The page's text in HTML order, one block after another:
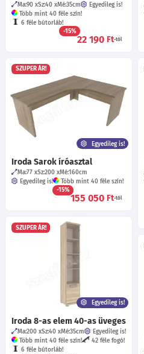
Ma:90 Sz:40 Mé:35cm
Egyedileg is!
Több mint 40 féle szín!
6 féle bútorláb!
-15%
22 190 Ft-tól
SZUPER ÁR!
Egyedileg is!
Iroda Sarok íróasztal
Ma:77 Sz:200 Mé:160cm
Egyedileg is!
Több mint 40 féle szín!
-15%
155 050 Ft-tól
SZUPER ÁR!
Egyedileg is!
Iroda 8-as elem 40-as üveges
Ma:200 Sz:40 Mé:35cm
Egyedileg is!
Több mint 40 féle szín!
42 féle fogó!
6 féle bútorláb!